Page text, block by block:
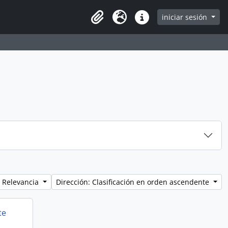
Clipboard
Idioma Enlaces rápidos
iniciar sesión
Dirección: Clasificación en orden ascendente